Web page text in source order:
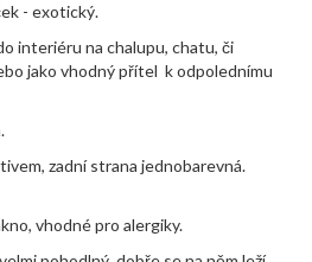
- exotický.
interiéru na chalupu, chatu, či
jako vhodný přítel k odpolednímu
zadní strana jednobarevná.
vhodné pro alergiky.